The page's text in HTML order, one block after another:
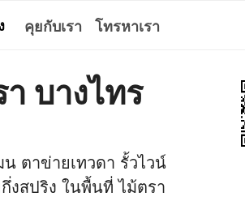
คุยกับเรา โทรหาเรา
บางไทร
ตาข่ายเทวดา รั้วไวน์
งสปริง ในพื้นที่ ไม้ตรา